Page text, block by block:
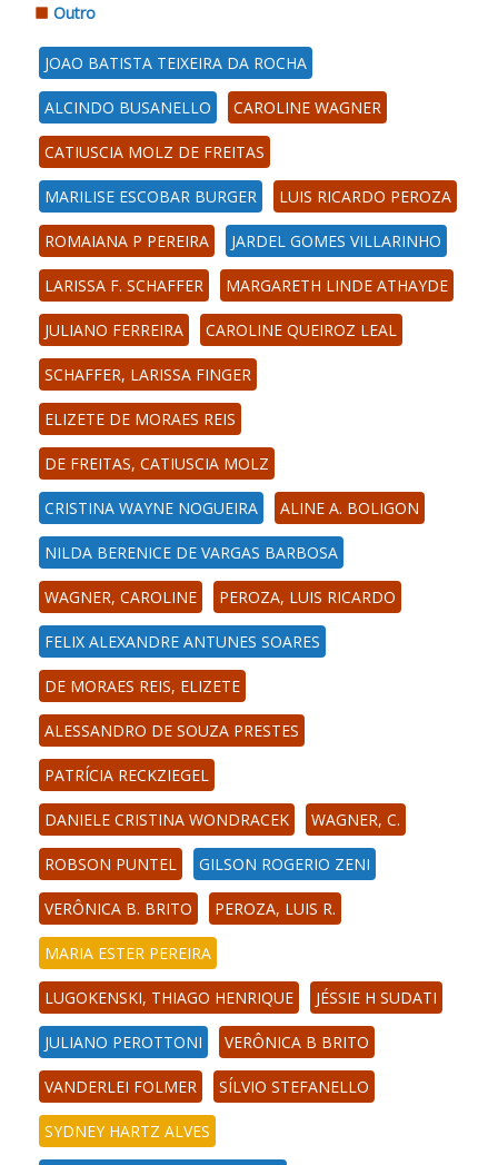
Outro
JOAO BATISTA TEIXEIRA DA ROCHA
ALCINDO BUSANELLO CAROLINE WAGNER
CATIUSCIA MOLZ DE FREITAS
MARILISE ESCOBAR BURGER LUIS RICARDO PEROZA
ROMAIANA P PEREIRA JARDEL GOMES VILLARINHO
LARISSA F. SCHAFFER MARGARETH LINDE ATHAYDE
JULIANO FERREIRA CAROLINE QUEIROZ LEAL
SCHAFFER, LARISSA FINGER
ELIZETE DE MORAES REIS
DE FREITAS, CATIUSCIA MOLZ
CRISTINA WAYNE NOGUEIRA ALINE A. BOLIGON
NILDA BERENICE DE VARGAS BARBOSA
WAGNER, CAROLINE PEROZA, LUIS RICARDO
FELIX ALEXANDRE ANTUNES SOARES
DE MORAES REIS, ELIZETE
ALESSANDRO DE SOUZA PRESTES
PATRÍCIA RECKZIEGEL
DANIELE CRISTINA WONDRACEK WAGNER, C.
ROBSON PUNTEL GILSON ROGERIO ZENI
VERÔNICA B. BRITO PEROZA, LUIS R.
MARIA ESTER PEREIRA
LUGOKENSKI, THIAGO HENRIQUE JÉSSIE H SUDATI
JULIANO PEROTTONI VERÔNICA B BRITO
VANDERLEI FOLMER SÍLVIO STEFANELLO
SYDNEY HARTZ ALVES